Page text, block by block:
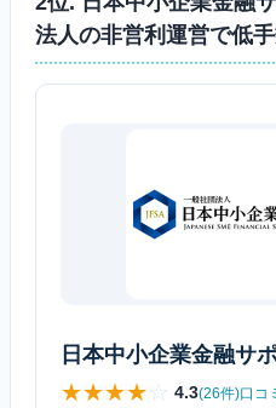
法人の非営利運営で低
日本中小企業金融サ
★★★★☆ 4.3(26件)口コ